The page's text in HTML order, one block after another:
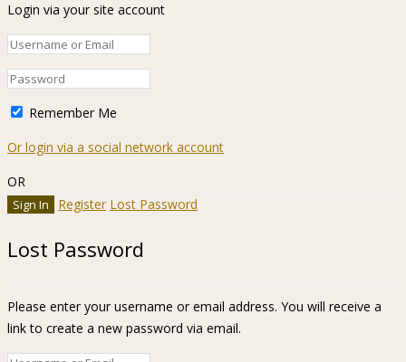
Login via your site account
Remember Me
Or login via a social network account
OR
Register Lost Password
Lost Password
Please enter your username or email address. You will receive a
link to create a new password via email.